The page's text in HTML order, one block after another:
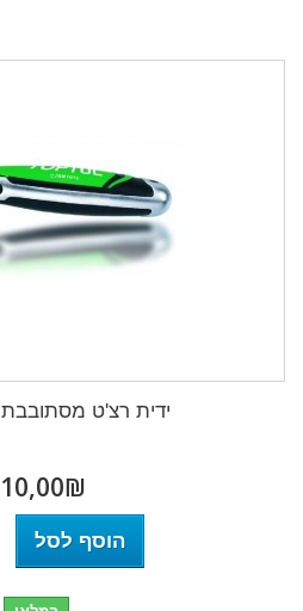
ידית רצ'ט מסתובבת "1/4 ו-
₪‎110,00
הוסף לסל